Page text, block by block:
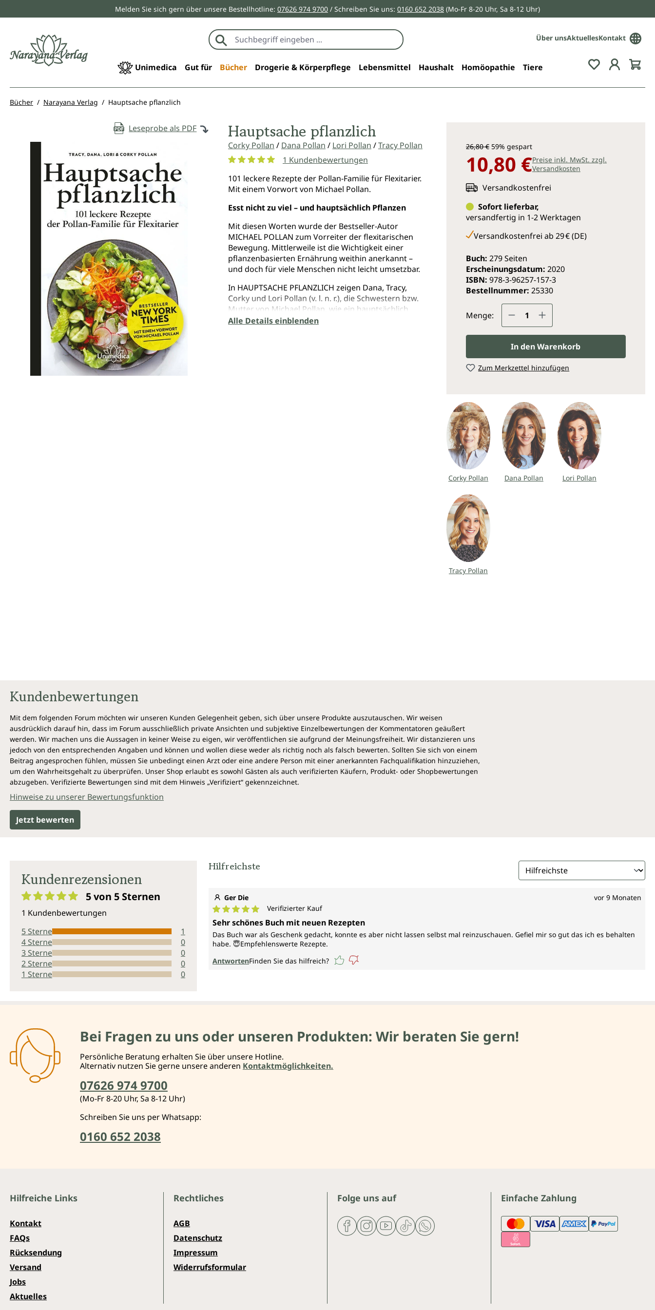
Zur Hauptnavigation springenMelden Sie sich gern über unsere Bestellhotline: 07626 974 9700 / Schreiben Sie uns: 0160 652 2038 (Mo-Fr 8-20 Uhr, Sa 8-12 Uhr)
Über unsAktuellesKontakt
Unimedica Gut für Bücher Drogerie & Körperpflege Lebensmittel Haushalt Homöopathie Tiere Du hast 0
Bücher Narayana Verlag Hauptsache pflanzlich
Leseprobe als PDF
Hauptsache pflanzlich
Corky Pollan / Dana Pollan / Lori Pollan /Tracy Pollan
1 Kundenbewertungen
101 leckere Rezepte der Pollan-Familie für Flexitarier.
Mit einem Vorwort von Michael Pollan.
Esst nicht zu viel – und hauptsächlich Pflanzen
Mit diesen Worten wurde der Bestseller-Autor
MICHAEL POLLAN zum Vorreiter der flexitarischen
Bewegung. Mittlerweile ist die Wichtigkeit einer
pflanzenbasierten Ernährung weithin anerkannt –
und doch für viele Menschen nicht leicht umsetzbar.
In HAUPTSACHE PFLANZLICH zeigen Dana, Tracy,
Corky und Lori Pollan (v. l. n. r.), die Schwestern bzw.
Mutter von Michael Pollan, wie ein hauptsächlich
pflanzlicher Ernährungsstil die ganze Familie
Alle Details einblenden
26,80 € 59% gespart
10,80 €Preise inkl. MwSt. zzgl.
Versandkosten
Versandkostenfrei
Sofort lieferbar,
versandfertig in 1-2 Werktagen
Versandkostenfrei ab 29 € (DE)
Buch: 279 Seiten
Erscheinungsdatum: 2020
ISBN: 978-3-96257-157-3
Bestellnummer: 25330
Menge: Produkt Anzahl: Gib den
In den Warenkorb
Zum Merkzettel hinzufügen
Corky Pollan Dana Pollan Lori Pollan
Tracy Pollan
Kundenbewertungen
Mit dem folgenden Forum möchten wir unseren Kunden Gelegenheit geben, sich über unsere Produkte auszutauschen. Wir weisen
ausdrücklich darauf hin, dass im Forum ausschließlich private Ansichten und subjektive Einzelbewertungen der Kommentatoren geäußert
werden. Wir machen uns die Aussagen in keiner Weise zu eigen, wir veröffentlichen sie aufgrund der Meinungsfreiheit. Wir distanzieren uns
jedoch von den entsprechenden Angaben und können und wollen diese weder als richtig noch als falsch bewerten. Sollten Sie sich von einem
Beitrag angesprochen fühlen, müssen Sie unbedingt einen Arzt oder eine andere Person mit einer anerkannten Fachqualifikation hinzuziehen,
um den Wahrheitsgehalt zu überprüfen. Unser Shop erlaubt es sowohl Gästen als auch verifizierten Käufern, Produkt- oder Shopbewertungen
abzugeben. Verifizierte Bewertungen sind mit dem Hinweis „Verifiziert“ gekennzeichnet.
Hinweise zu unserer Bewertungsfunktion
Jetzt bewerten
Kundenrezensionen
5 von 5 Sternen
1 Kundenbewertungen
5 Sterne
1
4 Sterne
0
3 Sterne
0
2 Sterne
0
1 Sterne
0
Hilfreichste
Ger Die vor 9 Monaten
Durchschnittliche Bewertung von 5 von 5 Sternen
Verifizierter Kauf
Sehr schönes Buch mit neuen Rezepten
Das Buch war als Geschenk gedacht, konnte es aber nicht lassen selbst mal reinzuschauen. Gefiel mir so gut das ich es behalten
habe. 😇Empfehlenswerte Rezepte.
AntwortenFinden Sie das hilfreich?
Bei Fragen zu uns oder unseren Produkten: Wir beraten Sie gern!
Persönliche Beratung erhalten Sie über unsere Hotline.
Alternativ nutzen Sie gerne unsere anderen Kontaktmöglichkeiten.
07626 974 9700
(Mo-Fr 8-20 Uhr, Sa 8-12 Uhr)
Schreiben Sie uns per Whatsapp:
0160 652 2038
Folge uns auf Einfache Zahlung
Hilfreiche Links
Kontakt
FAQs
Rücksendung
Versand
Jobs
Aktuelles
Rechtliches
AGB
Datenschutz
Impressum
Widerrufsformular